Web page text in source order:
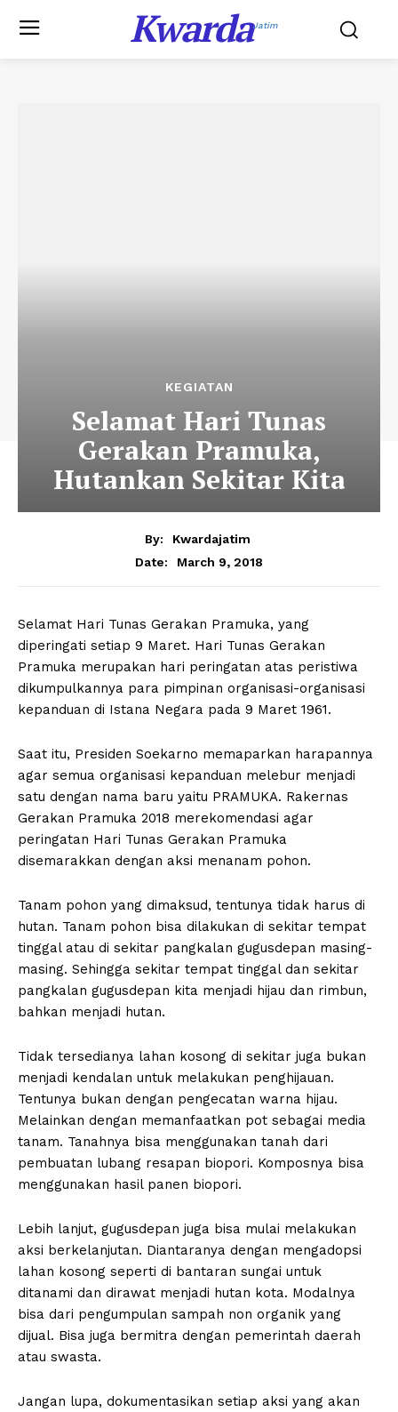
KwardaJatim
KEGIATAN
Selamat Hari Tunas
Gerakan Pramuka,
Hutankan Sekitar Kita
By:
Kwardajatim
Date:
March 9, 2018
Selamat Hari Tunas Gerakan Pramuka, yang
diperingati setiap 9 Maret. Hari Tunas Gerakan
Pramuka merupakan hari peringatan atas peristiwa
dikumpulkannya para pimpinan organisasi-organisasi
kepanduan di Istana Negara pada 9 Maret 1961.
Saat itu, Presiden Soekarno memaparkan harapannya
agar semua organisasi kepanduan melebur menjadi
satu dengan nama baru yaitu PRAMUKA. Rakernas
Gerakan Pramuka 2018 merekomendasi agar
peringatan Hari Tunas Gerakan Pramuka
disemarakkan dengan aksi menanam pohon.
Tanam pohon yang dimaksud, tentunya tidak harus di
hutan. Tanam pohon bisa dilakukan di sekitar tempat
tinggal atau di sekitar pangkalan gugusdepan masing-
masing. Sehingga sekitar tempat tinggal dan sekitar
pangkalan gugusdepan kita menjadi hijau dan rimbun,
bahkan menjadi hutan.
Tidak tersedianya lahan kosong di sekitar juga bukan
menjadi kendalan untuk melakukan penghijauan.
Tentunya bukan dengan pengecatan warna hijau.
Melainkan dengan memanfaatkan pot sebagai media
tanam. Tanahnya bisa menggunakan tanah dari
pembuatan lubang resapan biopori. Komposnya bisa
menggunakan hasil panen biopori.
Lebih lanjut, gugusdepan juga bisa mulai melakukan
aksi berkelanjutan. Diantaranya dengan mengadopsi
lahan kosong seperti di bantaran sungai untuk
ditanami dan dirawat menjadi hutan kota. Modalnya
bisa dari pengumpulan sampah non organik yang
dijual. Bisa juga bermitra dengan pemerintah daerah
atau swasta.
Jangan lupa, dokumentasikan setiap aksi yang akan